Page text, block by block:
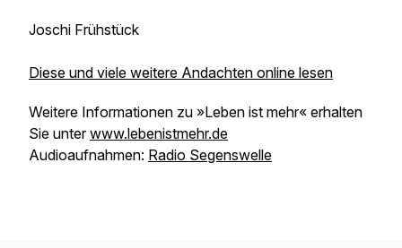
Joschi Frühstück
Diese und viele weitere Andachten online lesen
Weitere Informationen zu »Leben ist mehr« erhalten
Sie unterwww.lebenistmehr.de
Audioaufnahmen: Radio Segenswelle